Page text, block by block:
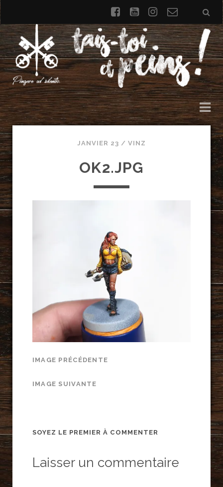
facebookyoutubeinstagram
de
contact
JANVIER 23 /VINZ
OK2.JPG
IMAGE PRÉCÉDENTE
IMAGE SUIVANTE
SOYEZ LE PREMIER À COMMENTER
Laisser un commentaire